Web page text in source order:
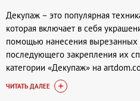
Декупаж – это популярная
которая включает в себя
помощью нанесения вырезанных
последующего закрепления их
категории «Декупаж» на
разнообразные материалы,
творческих проектов: клеи, лаки,
ЧИТАТЬ ДАЛЕЕ